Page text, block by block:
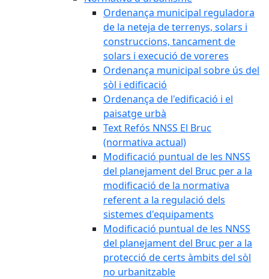
Ordenança municipal reguladora
de la neteja de terrenys, solars i
construccions, tancament de
solars i execució de voreres
Ordenança municipal sobre ús del
sòl i edificació
Ordenança de l'edificació i el
paisatge urbà
Text Refós NNSS El Bruc
(normativa actual)
Modificació puntual de les NNSS
del planejament del Bruc per a la
modificació de la normativa
referent a la regulació dels
sistemes d'equipaments
Modificació puntual de les NNSS
del planejament del Bruc per a la
protecció de certs àmbits del sòl
no urbanitzable